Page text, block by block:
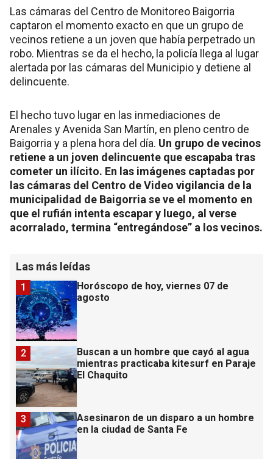
Las cámaras del Centro de Monitoreo Baigorria
captaron el momento exacto en que un grupo de
vecinos retiene a un joven que había perpetrado un
robo. Mientras se da el hecho, la policía llega al lugar
alertada por las cámaras del Municipio y detiene al
delincuente.
El hecho tuvo lugar en las inmediaciones de
Arenales y Avenida San Martín, en pleno centro de
Baigorria y a plena hora del día. Un grupo de vecinos
retiene a un joven delincuente que escapaba tras
cometer un ilícito. En las imágenes captadas por
las cámaras del Centro de Video vigilancia de la
municipalidad de Baigorria se ve el momento en
que el rufián intenta escapar y luego, al verse
acorralado, termina “entregándose” a los vecinos.
Las más leídas
Horóscopo de hoy, viernes 07 de
agosto
1
Buscan a un hombre que cayó al agua
mientras practicaba kitesurf en Paraje
El Chaquito
2
Asesinaron de un disparo a un hombre
en la ciudad de Santa Fe
3